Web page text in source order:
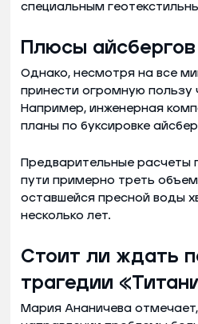
специальным
Плюсы айсбергов
Однако, несмотря на все
принести огромную пользу
Например, инженерная
планы по буксировке
Предварительные расчеты
пути примерно треть
оставшейся пресной воды
несколько лет.
Стоит ли ждать
трагедии
Мария Ананичева